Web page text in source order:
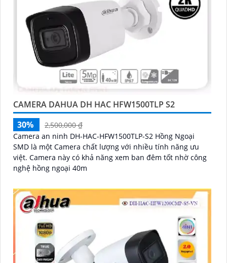
CAMERA DAHUA DH HAC HFW1500TLP S2
30%
2,500,000 ₫
Camera an ninh DH-HAC-HFW1500TLP-S2 Hồng Ngoại
SMD là một Camera chất lượng với nhiều tính năng ưu
việt. Camera này có khả năng xem ban đêm tốt nhờ công
nghệ hồng ngoại 40m